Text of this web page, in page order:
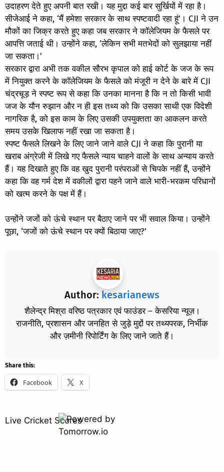
उदाहरण देते हुए अपनी बात रखी। यह मुद्दा कई बार सुर्खियों में रहा है।
सीजेआई ने कहा, ‘मैं हमेशा सरकार के साथ स्पष्टवादी रहा हूं’। CJI ने उन
मौकों का जिक्र करते हुए कहा जब सरकार ने कॉलेजियम के फैसले पर
आपत्ति जताई थी। उन्होंने कहा, ‘लेकिन सभी मतभेदों को सुलझाया नहीं
जा सकता।’
सरकार द्वारा अभी तक वकील सौरभ कृपाल को हाई कोर्ट के जज के रूप
में नियुक्त करने के कॉलेजियम के फैसले को मंजूरी न देने के बारे में CJI
चंद्रचूड़ ने स्पष्ट रूप से कहा कि उनका मानना है कि न तो किसी भावी
जज के यौन रुझान और न ही इस तथ्य को कि उसका साथी एक विदेशी
नागरिक है, को इस काम के लिए उसकी उपयुक्तता का आकलन करते
समय उसके खिलाफ नहीं रखा जा सकता है।
स्पष्ट फैसले लिखने के लिए जाने जाने वाले CJI ने कहा कि पुरानी या
खराब अंग्रेजी में लिखे गए फैसले न्याय चाहने वालों के साथ अन्याय करते
हैं। यह दिखाते हुए कि वह खुद पुरानी परंपराओं से चिपके नहीं हैं, उन्होंने
कहा कि वह गर्म देश में वकीलों द्वारा पहने जाने वाले भारी-भरकम परिधानों
को खत्म करने के पक्ष में हैं।
उन्होंने जजों को ऊंचे स्थान पर बैठाए जाने पर भी सवाल किया। उन्होंने
पूछा, ‘जजों को ऊंचे स्थान पर क्यों बिठाया जाए?’
Author: kesarianews
शैलेन्द्र मिश्रा वरिष्ठ पत्रकार एवं फाउंडर – केसरिया न्यूज़।
राजनीति, प्रशासन और जनहित से जुड़े मुद्दों पर तथ्यपरक, निर्भीक
और ज़मीनी रिपोर्टिंग के लिए जाने जाते हैं।
Share this:
Facebook X
Live Cricket Scores